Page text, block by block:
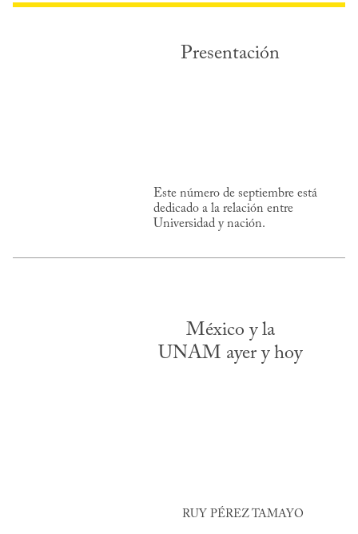
Presentación
Este número de septiembre está
dedicado a la relación entre
Universidad y nación.
México y la
UNAM ayer y hoy
RUY PÉREZ TAMAYO